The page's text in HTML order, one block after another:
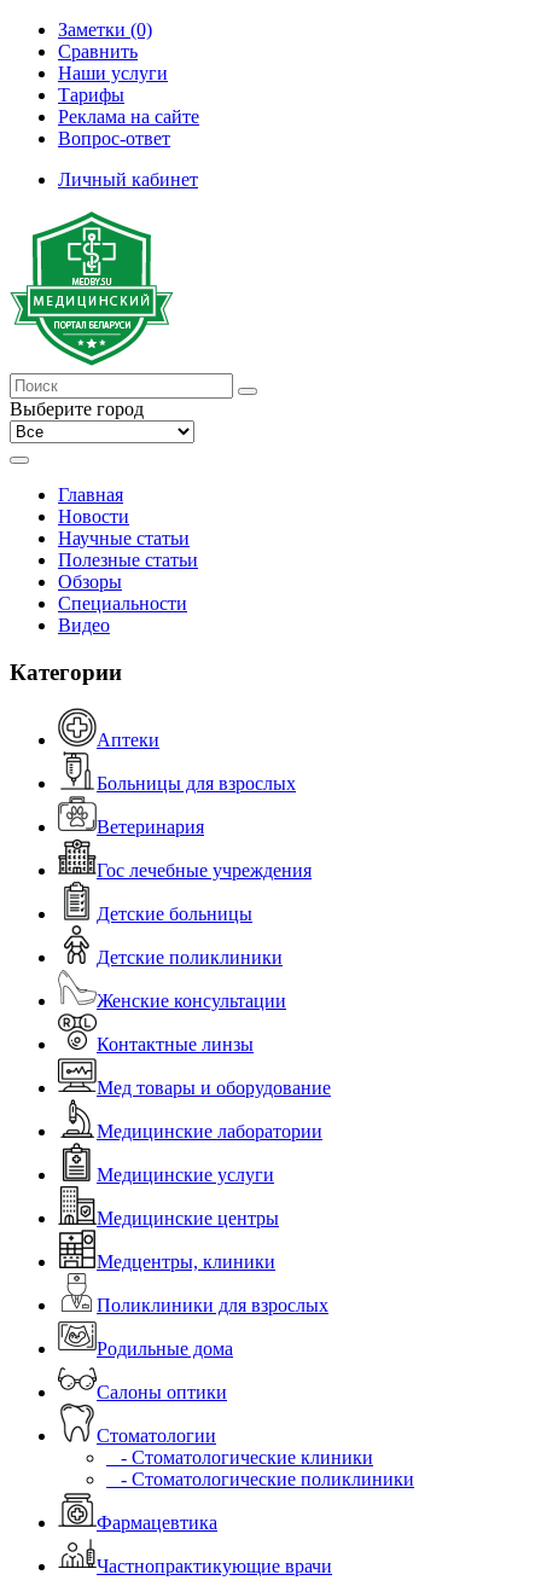
Заметки (0)
Сравнить
Наши услуги
Тарифы
Реклама на сайте
Вопрос-ответ
Личный кабинет
Выберите город
Главная
Новости
Научные статьи
Полезные статьи
Обзоры
Специальности
Видео
Категории
Аптеки
Больницы для взрослых
Ветеринария
Гос лечебные учреждения
Детские больницы
Детские поликлиники
Женские консультации
Контактные линзы
Мед товары и оборудование
Медицинские лаборатории
Медицинские услуги
Медицинские центры
Медцентры, клиники
Поликлиники для взрослых
Родильные дома
Салоны оптики
Стоматологии
- Стоматологические клиники
- Стоматологические поликлиники
Фармацевтика
Частнопрактикующие врачи